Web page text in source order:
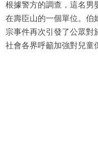
根據警方的調查，這名男
在壽臣山的一個單位。伯
宗事件再次引發了公眾對
社會各界呼籲加強對兒童